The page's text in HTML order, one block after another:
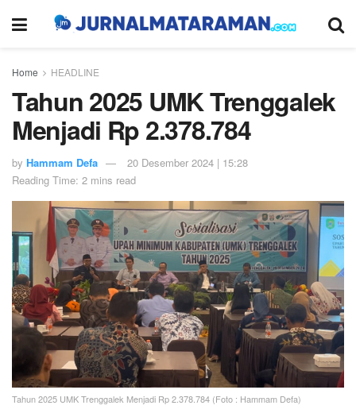
Home HEADLINE
Tahun 2025 UMK Trenggalek
Menjadi Rp 2.378.784
by Hammam Defa
20 Desember 2024 | 15:28
Reading Time: 2 mins read
Tahun 2025 UMK Trenggalek Menjadi Rp 2.378.784 (Foto : Hammam Defa)